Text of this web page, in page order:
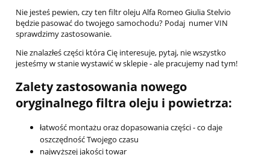
Nie jesteś pewien, czy ten filtr oleju Alfa Romeo Giulia Stelvio
będzie pasować do twojego samochodu? Podaj numer VIN
sprawdzimy zastosowanie.
Nie znalazłeś części która Cię interesuje, pytaj, nie wszystko
jesteśmy w stanie wystawić w sklepie - ale pracujemy nad tym!
Zalety zastosowania nowego
oryginalnego filtra oleju i powietrza:
łatwość montażu oraz dopasowania części - co daje
oszczędność Twojego czasu
najwyższej jakości towar